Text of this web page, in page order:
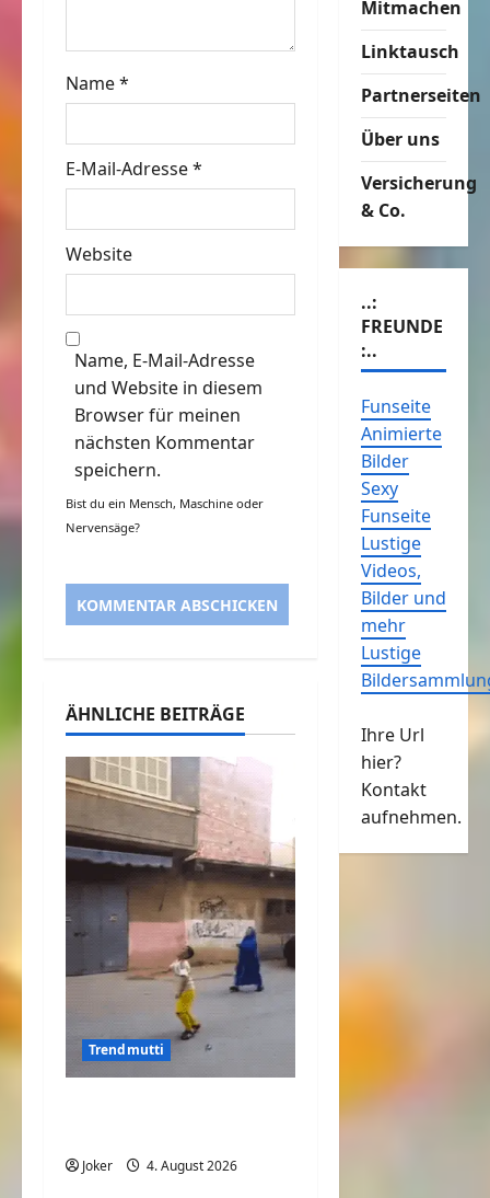
i
o
n
Name*
E-Mail-Adresse*
Website
Name, E-Mail-Adresse
und Website in diesem
Browser für meinen
nächsten Kommentar
speichern.
Bist du ein Mensch, Maschine oder
Nervensäge?
ÄHNLICHE BEITRÄGE
Trendmutti
Joker 4. August 2026
Mitmachen
Linktausch
Partnerseiten
Über uns
Versicherung
& Co.
..:
FREUNDE
:..
Funseite
Animierte
Bilder
Sexy
Funseite
Lustige
Videos,
Bilder und
mehr
Lustige
Ihre Url
hier?
Kontakt
aufnehmen.